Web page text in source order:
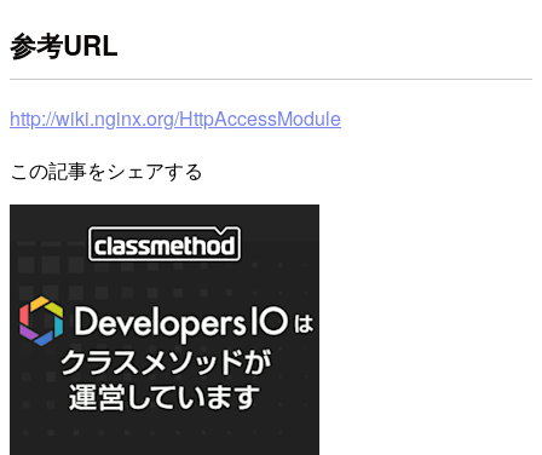
参考URL
http://wiki.nginx.org/HttpAccessModule
この記事をシェアする